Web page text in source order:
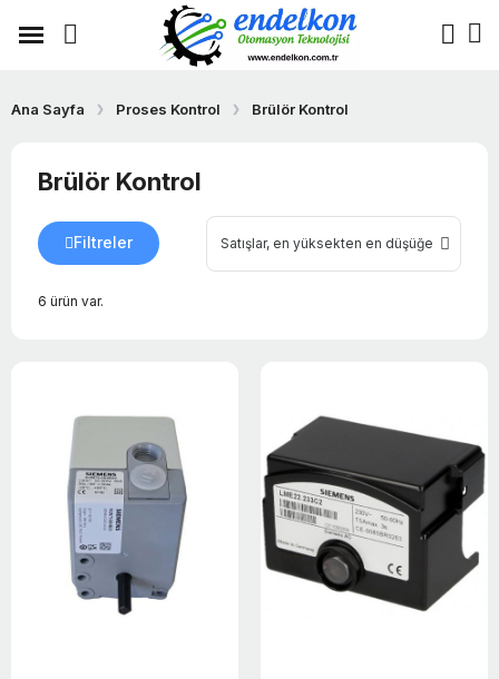
Ana Sayfa Proses Kontrol Brülör Kontrol
Brülör Kontrol
6 ürün var.
Filtreler